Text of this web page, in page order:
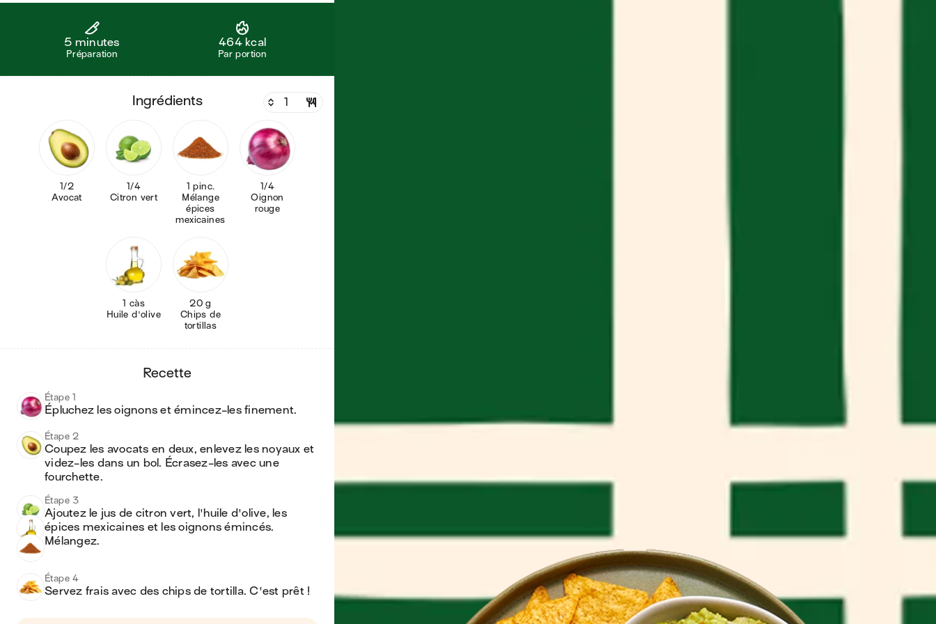
5 minutes
Préparation
464 kcal
Par portion
ingrédients
1/2
Avocat
1/4
Citron vert
1 pinc.
Mélange
épices
mexicaines
1/4
Oignon
rouge
1 càs
Huile d'olive
20 g
Chips de
tortillas
recette
Étape 1
Épluchez les oignons et émincez-les finement.
Étape 2
Coupez les avocats en deux, enlevez les noyaux et
videz-les dans un bol. Écrasez-les avec une
fourchette.
Étape 3
Ajoutez le jus de citron vert, l'huile d'olive, les
épices mexicaines et les oignons émincés.
Mélangez.
Étape 4
Servez frais avec des chips de tortilla. C'est prêt !